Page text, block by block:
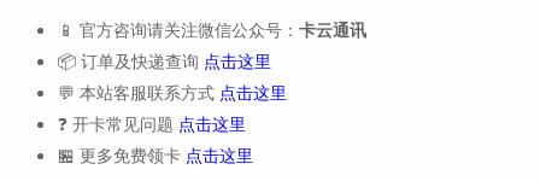
📱 官方咨询请关注微信公众号： 卡云通讯
📦 订单及快递查询 点击这里
💬 本站客服联系方式 点击这里
❓ 开卡常见问题 点击这里
🏪 更多免费领卡 点击这里